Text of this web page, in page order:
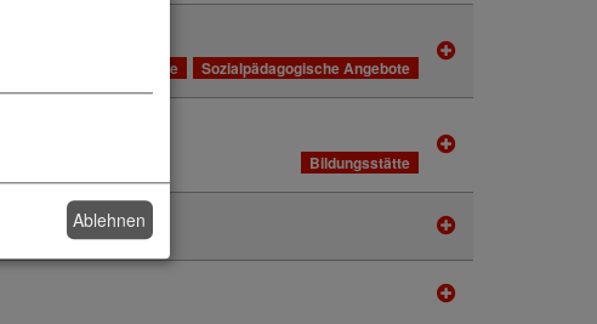
Bildungsstätte Sozialpädagogische Angebote
Bildungsstätte
Ablehnen